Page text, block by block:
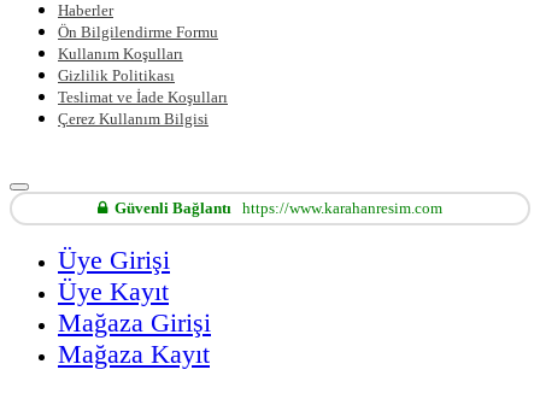
Haberler
Ön Bilgilendirme Formu
Kullanım Koşulları
Gizlilik Politikası
Teslimat ve İade Koşulları
Çerez Kullanım Bilgisi
Güvenli Bağlantı https://www.karahanresim.com
Üye Girişi
Üye Kayıt
Mağaza Girişi
Mağaza Kayıt